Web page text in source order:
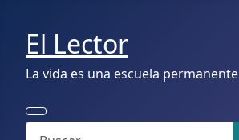
El Lector
La vida es una escuela permanente
Buscar